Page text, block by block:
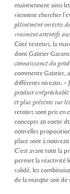
maintiennent ainsi
viennent chercher
pleinement investis
vraiment attentifs
Côté testeurs, la
dont Gautier Garanx
connaissance du
commente Gautier,
différents niveaux. «
produit irréprochable
et plus présents sur
retours sont pris en
concepts au coeur
nouvelles
place sont à
C’est avant tout la
permet la réactivité
validé, les
de la marque soit